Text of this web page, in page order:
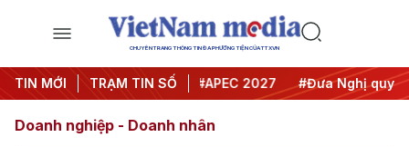
CHUYÊN TRANG THÔNG TIN ĐA PHƯƠNG TIỆN CỦA TTXVN
TIN MỚI TRẠM TIN SỐ
#Hội nghị Trung ương 3 #APEC 2027 #Đưa Nghị quyết
Doanh nghiệp - Doanh nhân